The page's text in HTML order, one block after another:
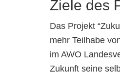
Ziele des
Das Projekt
mehr Teilhabe
im AWO
Zukunft seine